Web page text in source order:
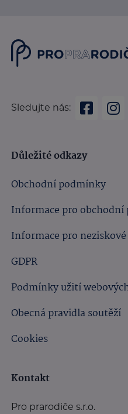
Sledujte nás:
Důležité odkazy
Obchodní podmínky
Informace pro obchodní
Informace pro
GDPR
Podmínky užití
Obecná pravidla soutěží
Cookies
Kontakt
Pro prarodiče s.r.o.